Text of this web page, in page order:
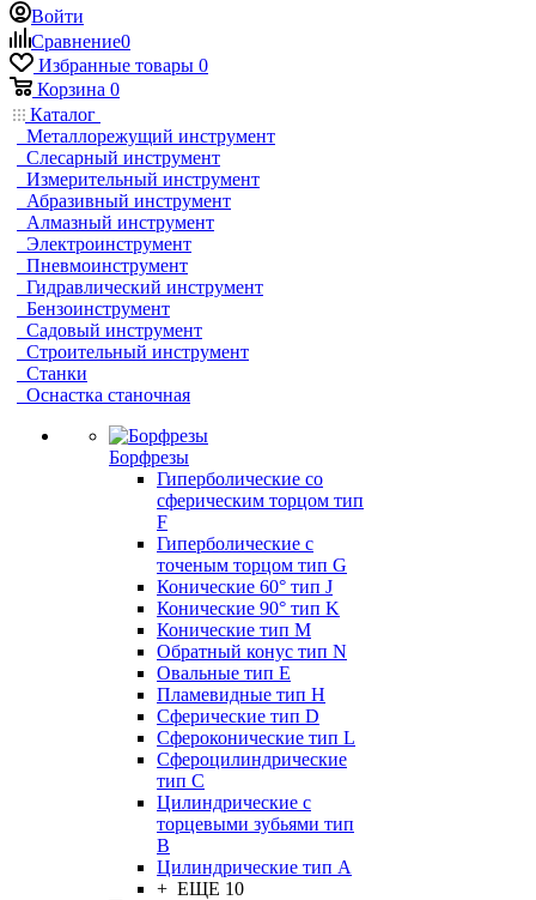
Войти
Сравнение0
Избранные товары 0
Корзина 0
Каталог
Металлорежущий инструмент
Слесарный инструмент
Измерительный инструмент
Абразивный инструмент
Алмазный инструмент
Электроинструмент
Пневмоинструмент
Гидравлический инструмент
Бензоинструмент
Садовый инструмент
Строительный инструмент
Станки
Оснастка станочная
Борфрезы
Гиперболические cо
сферическим торцом тип
F
Гиперболические с
точеным торцом тип G
Конические 60° тип J
Конические 90° тип K
Конические тип M
Обратный конус тип N
Овальные тип E
Пламевидные тип H
Сферические тип D
Сфероконические тип L
Сфероцилиндрические
тип C
Цилиндрические с
торцевыми зубьями тип
B
Цилиндрические тип А
+ ЕЩЕ 10